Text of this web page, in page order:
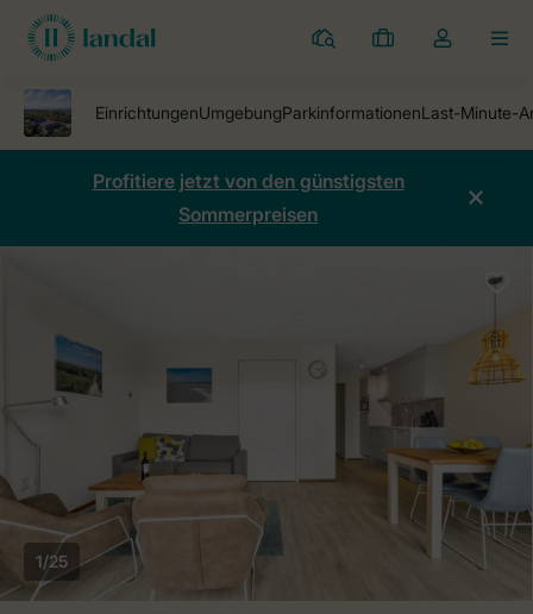
Ferienparks
Meine
Dropdown-
öffnen
Profitiere jetzt von den günstigsten
Sommerpreisen
1/25